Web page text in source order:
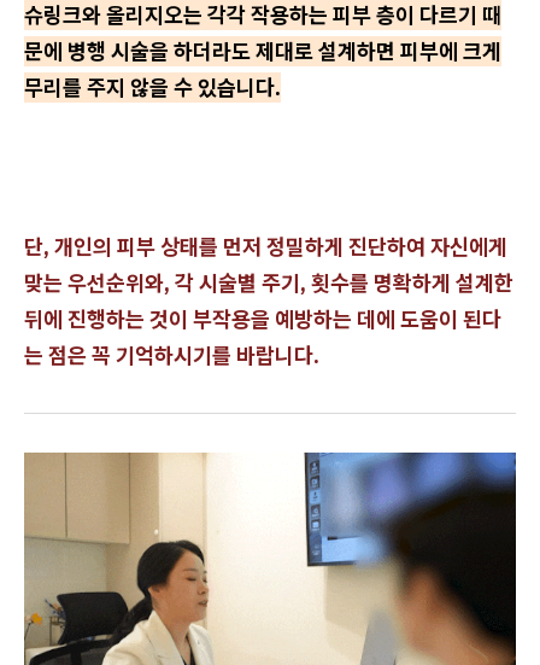
슈링크와 올리지오는 각각 작용하는 피부 층이 다르기 때
문에 병행 시술을 하더라도 제대로 설계하면 피부에 크게
무리를 주지 않을 수 있습니다.
단, 개인의 피부 상태를 먼저 정밀하게 진단하여 자신에게
맞는 우선순위와, 각 시술별 주기, 횟수를 명확하게 설계한
뒤에 진행하는 것이 부작용을 예방하는 데에 도움이 된다
는 점은 꼭 기억하시기를 바랍니다.